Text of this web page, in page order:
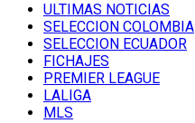
ULTIMAS NOTICIAS
SELECCION COLOMBIA
SELECCION ECUADOR
FICHAJES
PREMIER LEAGUE
LALIGA
MLS